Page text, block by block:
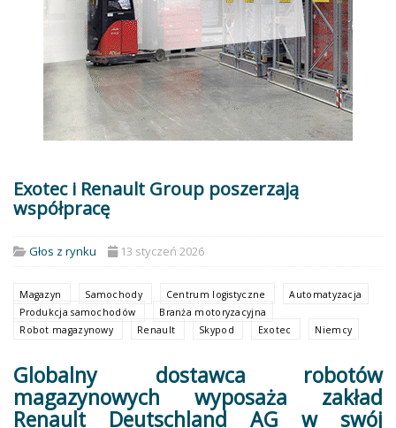
Exotec i Renault Group poszerzają
współpracę
Głos z rynku 13 styczeń 2026
Magazyn Samochody Centrum logistyczne
Automatyzacja
Produkcja samochodów
Branża motoryzacyjna
Robot magazynowy
Renault Skypod Exotec Niemcy
Globalny dostawca robotów
magazynowych wyposaża zakład
Renault Deutschland AG w swój